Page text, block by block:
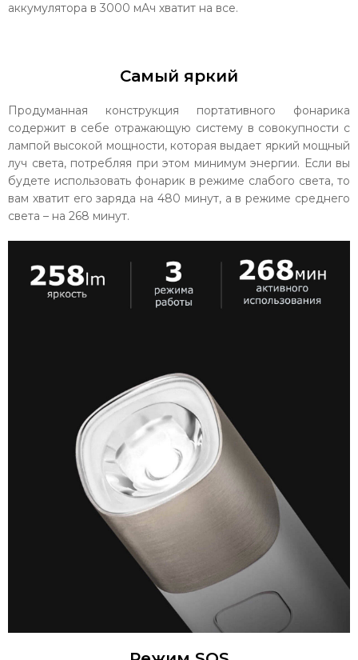
аккумулятора в 3000 мАч хватит на все.
Самый яркий
Продуманная конструкция портативного фонарика
содержит в себе отражающую систему в совокупности с
лампой высокой мощности, которая выдает яркий мощный
луч света, потребляя при этом минимум энергии. Если вы
будете использовать фонарик в режиме слабого света, то
вам хватит его заряда на 480 минут, а в режиме среднего
света – на 268 минут.